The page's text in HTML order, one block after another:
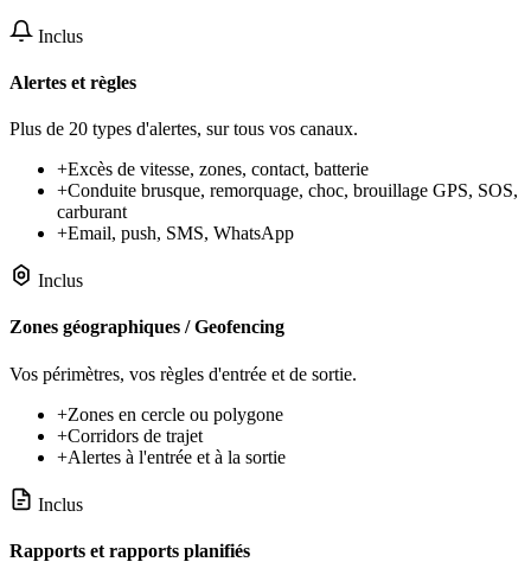
Inclus
Alertes et règles
Plus de 20 types d'alertes, sur tous vos canaux.
+Excès de vitesse, zones, contact, batterie
+Conduite brusque, remorquage, choc, brouillage GPS, SOS,
carburant
+Email, push, SMS, WhatsApp
Inclus
Zones géographiques / Geofencing
Vos périmètres, vos règles d'entrée et de sortie.
+Zones en cercle ou polygone
+Corridors de trajet
+Alertes à l'entrée et à la sortie
Inclus
Rapports et rapports planifiés